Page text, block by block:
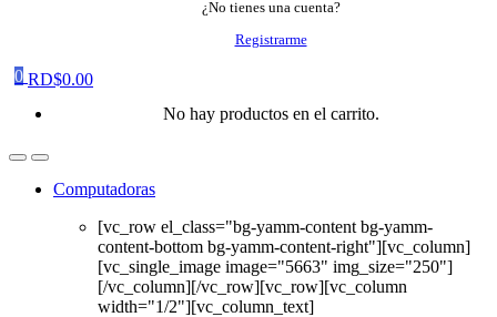
¿No tienes una cuenta?
Registrarme
0 RD$0.00
No hay productos en el carrito.
Computadoras
[vc_row el_class="bg-yamm-content bg-yamm-
content-bottom bg-yamm-content-right"][vc_column]
[vc_single_image image="5663" img_size="250"]
[/vc_column][/vc_row][vc_row][vc_column
width="1/2"][vc_column_text]